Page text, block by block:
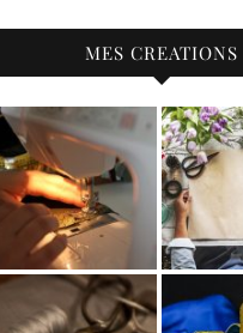
MES CREATIONS